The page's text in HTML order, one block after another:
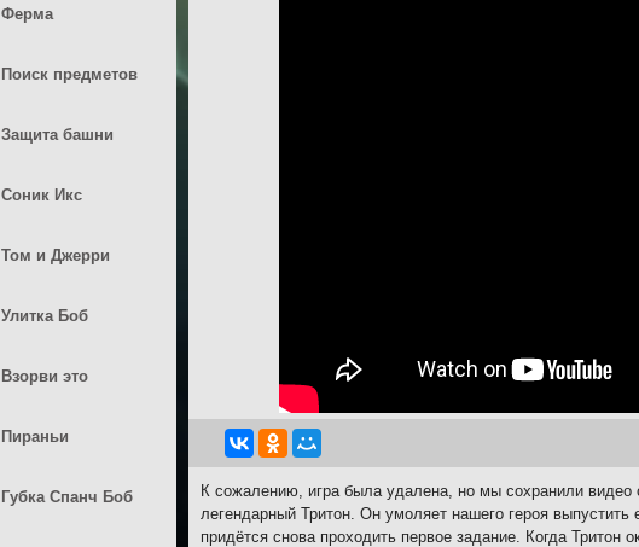
К сожалению, игра была удалена, но мы сохранили видео
легендарный Тритон. Он умоляет нашего героя
придётся снова проходить первое задание. Когда Тритон
Ферма
Поиск предметов
Защита башни
Соник Икс
Том и Джерри
Улитка Боб
Взорви это
Пираньи
Губка Спанч Боб